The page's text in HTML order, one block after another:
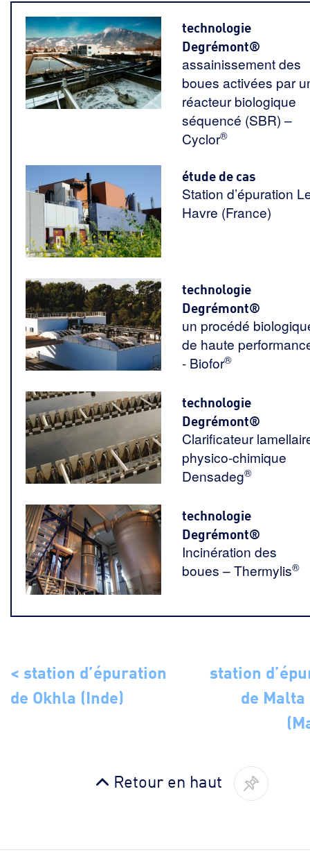
technologie
Degrémont®
assainissement des
boues activées par
réacteur biologique
séquencé (SBR) –
Cyclor®
étude de cas
Station d’épuration
Havre (France)
technologie
Degrémont®
un procédé
de haute
- Biofor®
technologie
Degrémont®
Clarificateur
physico-chimique
Densadeg®
technologie
Degrémont®
Incinération des
boues – Thermylis®
< station d’épuration
de Okhla (Inde)
station
de
Retour en haut